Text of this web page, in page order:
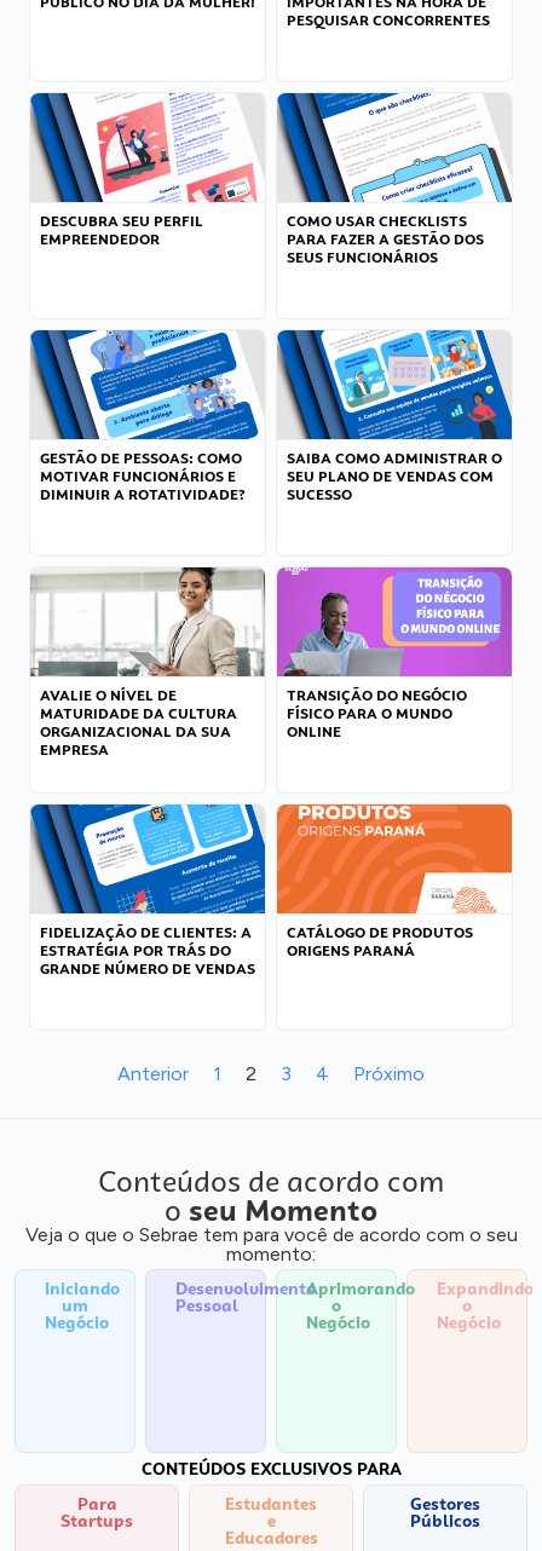
PESQUISAR CONCORRENTES
DESCUBRA SEU PERFIL
EMPREENDEDOR
COMO USAR CHECKLISTS
PARA FAZER A GESTÃO DOS
SEUS FUNCIONÁRIOS
GESTÃO DE PESSOAS: COMO
MOTIVAR FUNCIONÁRIOS E
DIMINUIR A ROTATIVIDADE?
SAIBA COMO ADMINISTRAR O
SEU PLANO DE VENDAS COM
SUCESSO
AVALIE O NÍVEL DE
MATURIDADE DA CULTURA
ORGANIZACIONAL DA SUA
EMPRESA
TRANSIÇÃO DO NEGÓCIO
FÍSICO PARA O MUNDO
ONLINE
FIDELIZAÇÃO DE CLIENTES: A
ESTRATÉGIA POR TRÁS DO
GRANDE NÚMERO DE VENDAS
CATÁLOGO DE PRODUTOS
ORIGENS PARANÁ
Anterior 1 2 3 4 Próximo
Conteúdos de acordo com
o seu Momento
Veja o que o Sebrae tem para você de acordo com o seu
momento:
Iniciando
um
Negócio
Desenvolvimento
Pessoal
Aprimorando
o
Negócio
Expandindo
o
Negócio
CONTEÚDOS EXCLUSIVOS PARA
Para
Startups
Estudantes
e
Educadores
Gestores
Públicos